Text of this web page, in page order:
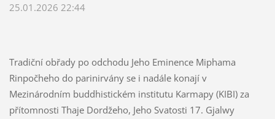
25.01.2026 22:44
Tradiční obřady po odchodu Jeho Eminence Miphama
Rinpočheho do parinirvány se i nadále konají v
Mezinárodním buddhistickém institutu Karmapy (KIBI) za
přítomnosti Thaje Dordžeho, Jeho Svatosti 17. Gjalwy